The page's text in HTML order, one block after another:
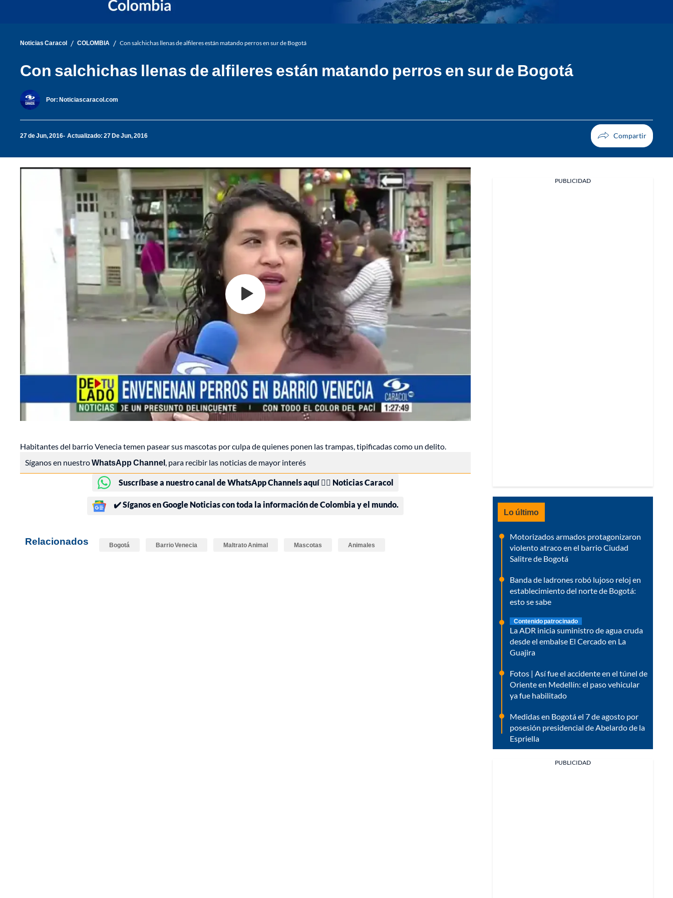
Noticias Caracol / COLOMBIA / Con salchichas llenas de alfileres están matando perros en sur de Bogotá
Con salchichas llenas de alfileres están matando perros en sur de Bogotá
Por: Noticiascaracol.com
27 de Jun, 2016 Actualizado: 27 De Jun, 2016
Habitantes del barrio Venecia temen pasear sus mascotas por culpa de quienes ponen las trampas, tipificadas como un delito.
Síganos en nuestroWhatsApp Channel, para recibir las noticias de mayor interés
Suscríbase a nuestro canal de WhatsApp Channels aquí 👉🏻 Noticias Caracol
✔️ Síganos en Google Noticias con toda la información de Colombia y el mundo.
Relacionados Bogotá Barrio Venecia Maltrato Animal Mascotas Animales
PUBLICIDAD
Lo último
Motorizados armados protagonizaron
violento atraco en el barrio Ciudad
Salitre de Bogotá
Banda de ladrones robó lujoso reloj en
establecimiento del norte de Bogotá:
esto se sabe
Contenido patrocinado
La ADR inicia suministro de agua cruda
desde el embalse El Cercado en La
Guajira
Fotos | Así fue el accidente en el túnel de
Oriente en Medellín: el paso vehicular
ya fue habilitado
Medidas en Bogotá el 7 de agosto por
posesión presidencial de Abelardo de la
Espriella
PUBLICIDAD